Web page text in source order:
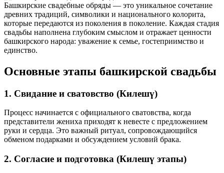
Башкирские свадебные обряды — это уникальное сочетание
древних традиций, символики и национального колорита,
которые передаются из поколения в поколение. Каждая стадия
свадьбы наполнена глубоким смыслом и отражает ценности
башкирского народа: уважение к семье, гостеприимство и
единство.
Основные этапы башкирской свадьбы
1. Свидание и сватовство (Килешү)
Процесс начинается с официального сватовства, когда
представители жениха приходят к невесте с предложением
руки и сердца. Это важный ритуал, сопровождающийся
обменом подарками и обсуждением условий брака.
2. Согласие и подготовка (Килешү этапы)